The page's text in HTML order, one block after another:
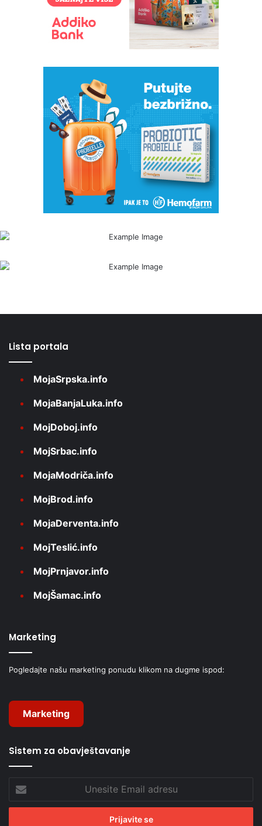
Lista portala
MojaSrpska.info
MojaBanjaLuka.info
MojDoboj.info
MojSrbac.info
MojaModriča.info
MojBrod.info
MojaDerventa.info
MojTeslić.info
MojPrnjavor.info
MojŠamac.info
Marketing
Pogledajte našu marketing ponudu klikom na dugme ispod:
Marketing
Sistem za obavještavanje
Email
adresu